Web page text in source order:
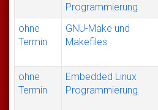
Programmierung
ohne
Termin
GNU-Make und
Makefiles
ohne
Termin
Embedded Linux
Programmierung